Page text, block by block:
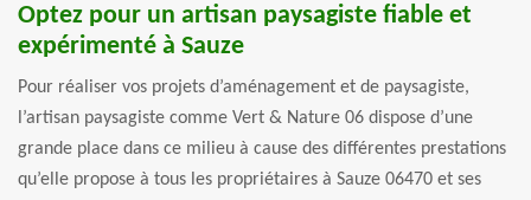
Optez pour un artisan paysagiste fiable et
expérimenté à Sauze
Pour réaliser vos projets d’aménagement et de paysagiste,
l’artisan paysagiste comme Vert & Nature 06 dispose d’une
grande place dans ce milieu à cause des différentes prestations
qu’elle propose à tous les propriétaires à Sauze 06470 et ses